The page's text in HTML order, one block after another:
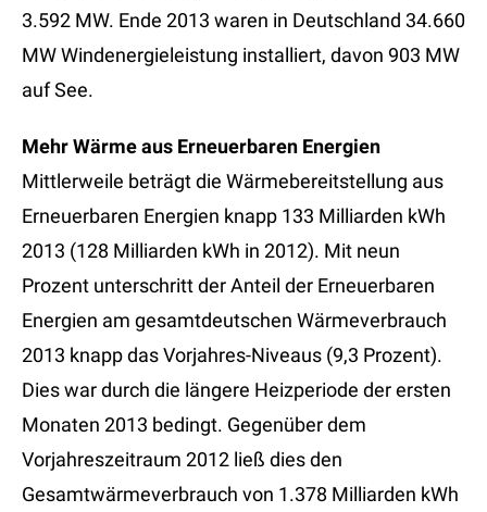
3.592 MW. Ende 2013 waren in Deutschland 34.660
MW Windenergieleistung installiert, davon 903 MW
auf See.
Mehr Wärme aus Erneuerbaren Energien
Mittlerweile beträgt die Wärmebereitstellung aus
Erneuerbaren Energien knapp 133 Milliarden kWh
2013 (128 Milliarden kWh in 2012). Mit neun
Prozent unterschritt der Anteil der Erneuerbaren
Energien am gesamtdeutschen Wärmeverbrauch
2013 knapp das Vorjahres-Niveaus (9,3 Prozent).
Dies war durch die längere Heizperiode der ersten
Monaten 2013 bedingt. Gegenüber dem
Vorjahreszeitraum 2012 ließ dies den
Gesamtwärmeverbrauch von 1.378 Milliarden kWh